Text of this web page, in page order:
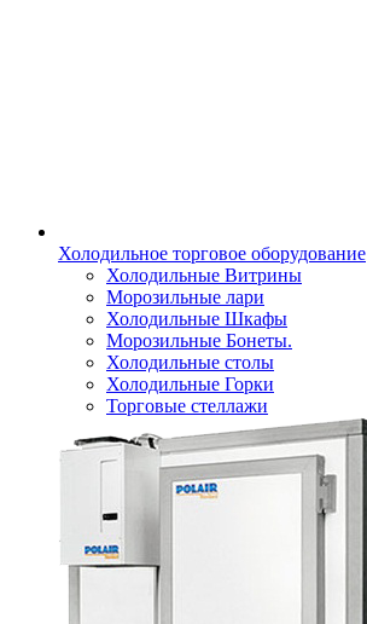
Холодильное торговое оборудование
Холодильные Витрины
Морозильные лари
Холодильные Шкафы
Морозильные Бонеты.
Холодильные столы
Холодильные Горки
Торговые стеллажи